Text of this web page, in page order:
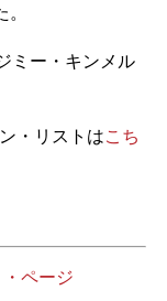
ミー・キンメル
・リストはこち
ページ